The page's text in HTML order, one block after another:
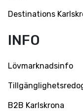
Destinations
INFO
Lövmarknadsinfo
B2B Karlskrona